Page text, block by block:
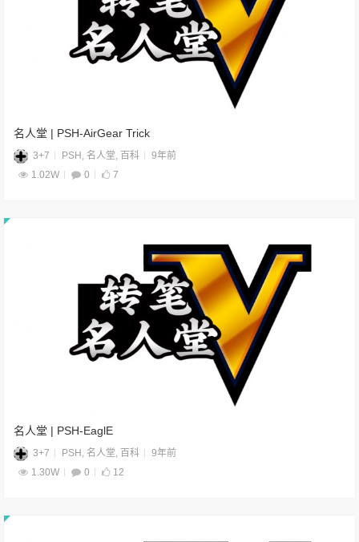
名人堂 | PSH-AirGear Trick
3+7 PSH , 名人堂, 百科
9年前
1.02W
0 7
名人堂 | PSH-EaglE
3+7 PSH 名人堂 百科
9年前
1.30W
0 12